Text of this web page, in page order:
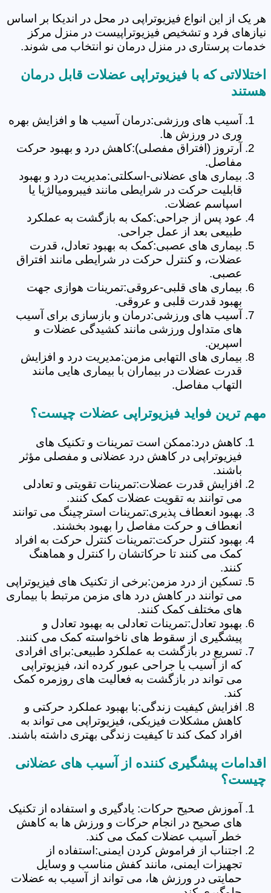
هر یک از این انواع فیزیوتراپی در محل در اندیکا بر اساس
نیازهای فرد و تشخیص فیزیوتراپیست در منزل مرکز
خدمات پرستاری در منزل درمان نو انتخاب می شوند.
اختلالاتی که با فیزیوتراپی عضلات قابل درمان
هستند
آسیب های ورزشی:درمان آسیب ها و افزایش بهره
وری در ورزش ها.
آرتروز (افتراق مفصلی):کاهش درد و بهبود حرکت
مفاصل.
بیماری های عضلانی-اسکلتی:مدیریت درد و بهبود
قابلیت حرکت در شرایطی مانند فیبرومیالژیا یا
اسپاسم عضلات.
عود پس از جراحی:کمک به بازگشت به عملکرد
طبیعی بعد از عمل جراحی.
بیماری های عصبی:کمک به بهبود تعادل، قدرت
عضلات، و کنترل حرکت در شرایطی مانند افتراق
عصبی.
بیماری های قلبی-عروقی:تمرینات هوازی جهت
بهبود قدرت قلبی و عروقی.
آسیب های ورزشی:درمان و بازسازی برای آسیب
های متداول ورزشی مانند کشیدگی عضلات و
اسپرین.
بیماری های التهابی مزمن:مدیریت درد و افزایش
قدرت عضلات در بیماران با بیماری هایی مانند
التهاب مفاصل.
مهم ترین فواید فیزیوتراپی عضلات چیست؟
کاهش درد:ممکن است تمرینات و تکنیک های
فیزیوتراپی در کاهش درد عضلانی و مفصلی مؤثر
باشند.
افزایش قدرت عضلات:تمرینات تقویتی و تعادلی
می توانند به تقویت عضلات کمک کنند.
بهبود انعطاف پذیری:تمرینات استرچینگ می توانند
انعطاف و حرکت مفاصل را بهبود بخشند.
بهبود کنترل حرکت:تمرینات کنترل حرکت به افراد
کمک می کنند تا حرکاتشان را کنترل و هماهنگ
کنند.
تسکین از درد مزمن:برخی از تکنیک های فیزیوتراپی
می توانند در کاهش درد های مزمن مرتبط با بیماری
های مختلف کمک کنند.
بهبود تعادل:تمرینات تعادلی به بهبود تعادل و
پیشگیری از سقوط های ناخواسته کمک می کنند.
تسریع در بازگشت به عملکرد طبیعی:برای افرادی
که از آسیب یا جراحی عبور کرده اند، فیزیوتراپی
می تواند در بازگشت به فعالیت های روزمره کمک
کند.
افزایش کیفیت زندگی:با بهبود عملکرد حرکتی و
کاهش مشکلات فیزیکی، فیزیوتراپی می تواند به
افراد کمک کند تا کیفیت زندگی بهتری داشته باشند.
اقدامات پیشگیری کننده از آسیب های عضلانی
چیست؟
آموزش صحیح حرکات: یادگیری و استفاده از تکنیک
های صحیح در انجام حرکات و ورزش ها به کاهش
خطر آسیب عضلات کمک می کند.
اجتناب از فراموش کردن ایمنی:استفاده از
تجهیزات ایمنی، مانند کفش مناسب و وسایل
حمایتی در ورزش ها، می تواند از آسیب به عضلات